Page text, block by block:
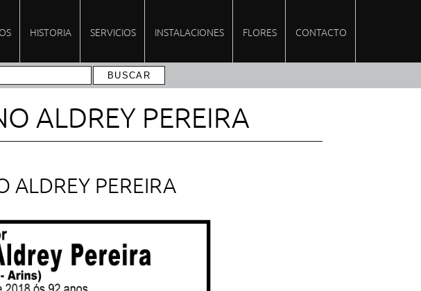
HISTORIA SERVICIOS INSTALACIONES FLORES CONTACTO
ALDREY PEREIRA
ALDREY PEREIRA